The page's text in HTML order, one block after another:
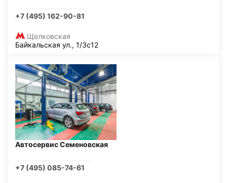
+7 (495) 162-90-81
Щелковская
Байкальская ул., 1/3с12
Автосервис Семеновская
+7 (495) 085-74-61